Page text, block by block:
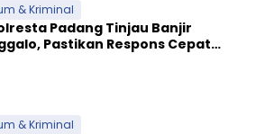
& Kriminal
Padang Tinjau Banjir
Pastikan Respons Cepat
& Kriminal